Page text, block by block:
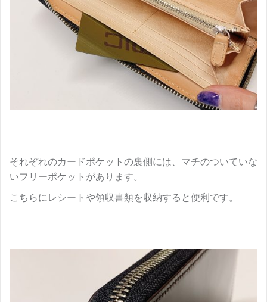
それぞれのカードポケットの裏側には、マチのついていな
いフリーポケットがあります。
こちらにレシートや領収書類を収納すると便利です。